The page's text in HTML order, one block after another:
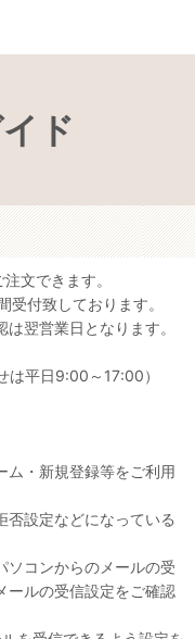
ド
文できます。
受付致しております。
翌営業日となります。
平日9:00～17:00）
ム・新規登録等をご利用
否設定などになっている
ソコンからのメールの受
ールの受信設定をご確認